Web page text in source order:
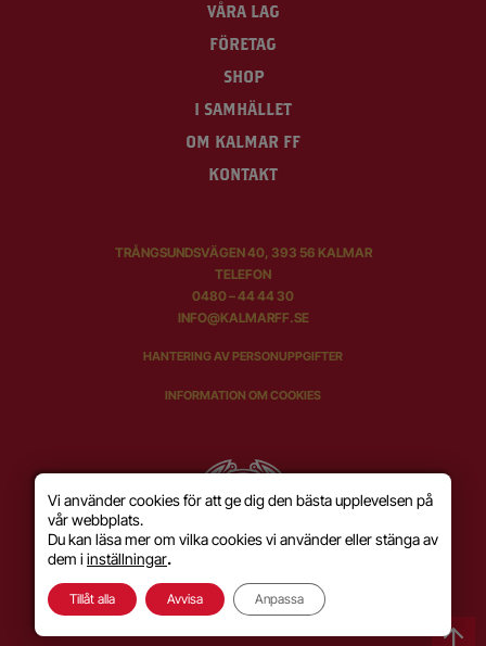
VÅRA LAG
FÖRETAG
SHOP
I SAMHÄLLET
OM KALMAR FF
KONTAKT
TRÅNGSUNDSVÄGEN 40, 393 56 KALMAR
TELEFON
0480 – 44 44 30
INFO@KALMARFF.SE
HANTERING AV PERSONUPPGIFTER
INFORMATION OM COOKIES
Vi använder cookies för att ge dig den bästa upplevelsen på
vår webbplats.
Du kan läsa mer om vilka cookies vi använder eller stänga av
dem i inställningar.
Tillåt alla Avvisa Anpassa